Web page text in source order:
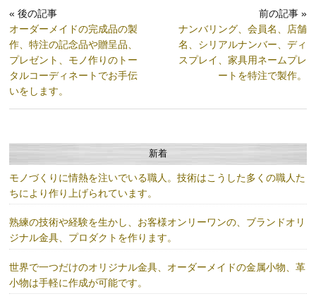
« 後の記事
オーダーメイドの完成品の製
作、特注の記念品や贈呈品、
プレゼント、モノ作りのトー
タルコーディネートでお手伝
いをします。
前の記事 »
ナンバリング、会員名、店舗
名、シリアルナンバー、ディ
スプレイ、家具用ネームプレ
ートを特注で製作。
新着
モノづくりに情熱を注いでいる職人。技術はこうした多くの職人た
ちにより作り上げられています。
熟練の技術や経験を生かし、お客様オンリーワンの、ブランドオリ
ジナル金具、プロダクトを作ります。
世界で一つだけのオリジナル金具、オーダーメイドの金属小物、革
小物は手軽に作成が可能です。